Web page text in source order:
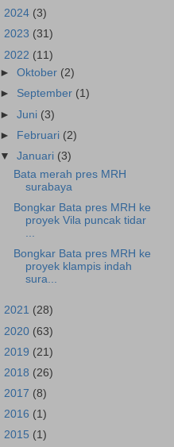
2024 (3)
2023 (31)
2022 (11)
►Oktober (2)
► September (1)
►Juni (3)
► Februari (2)
▼Januari (3)
Bata merah pres MRH
surabaya
Bongkar Bata pres MRH ke
proyek Vila puncak tidar
Bongkar Bata pres MRH ke
proyek klampis indah
sura...
2021 (28)
2020 (63)
2019 (21)
2018 (26)
2017 (8)
2016 (1)
2015 (1)